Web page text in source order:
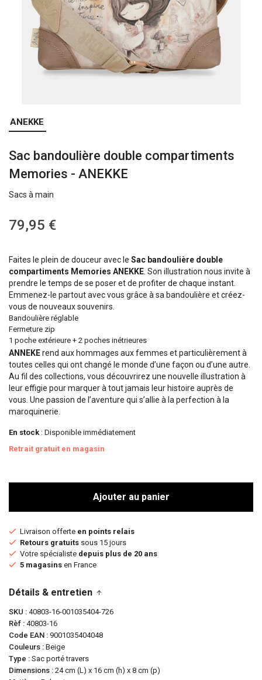
Skip
to
beginning
of
the
images
ANEKKE
Sac bandoulière double compartiments
Memories - ANEKKE
Sacs à main
79,95 €
Faites le plein de douceur avec le Sac bandoulière double
compartiments Memories ANEKKE . Son illustration nous invite à
prendre le temps de se poser et de profiter de chaque instant.
Emmenez-le partout avec vous grâce à sa bandoulière et créez-
vous de nouveaux souvenirs.
Bandoulière réglable
Fermeture zip
1 poche extérieure + 2 poches inétrieures
ANNEKErend aux hommages aux femmes et particulièrement à
toutes celles qui ont changé le monde d’une façon ou d’une autre.
Au fil des collections, vous découvrirez une nouvelle illustration à
leur effigie pour marquer à tout jamais leur histoire auprès de
vous. Une passion de l’aventure qui s’allie à la perfection à la
maroquinerie.
En stock : Disponible immédiatement
Retrait gratuit en magasin
Ajouter au panier
Livraison offerte en points relais
Retours gratuits sous 15 jours
Votre spécialiste depuis plus de 20 ans
5 magasins en France
Détails & entretien
SKU
40803-16-001035404-726
Rèf 40803-16
Code EAN 9001035404048
Couleurs Beige
Type
Sac porté travers
Dimensions 24 cm (L) x 16 cm (h) x 8 cm (p)